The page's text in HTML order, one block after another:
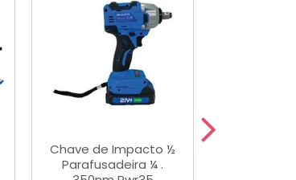
Chave de Impacto ½
Parafusadeira ¼ .